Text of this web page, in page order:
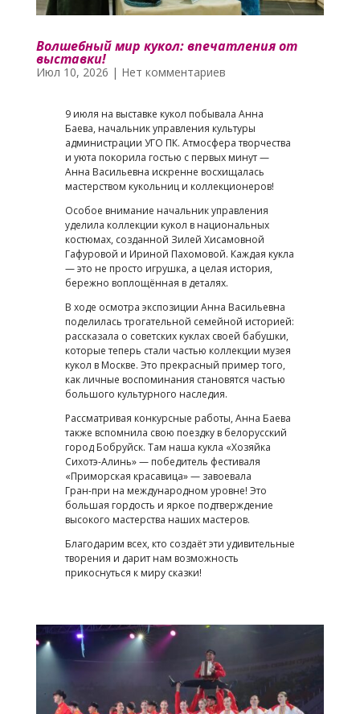
Волшебный мир кукол: впечатления от
выставки!
Июл 10, 2026 | Нет комментариев
9 июля на выставке кукол побывала Анна
Баева, начальник управления культуры
администрации УГО ПК. Атмосфера творчества
и уюта покорила гостью с первых минут —
Анна Васильевна искренне восхищалась
мастерством кукольниц и коллекционеров!
Особое внимание начальник управления
уделила коллекции кукол в национальных
костюмах, созданной Зилей Хисамовной
Гафуровой и Ириной Пахомовой. Каждая кукла
— это не просто игрушка, а целая история,
бережно воплощённая в деталях.
В ходе осмотра экспозиции Анна Васильевна
поделилась трогательной семейной историей:
рассказала о советских куклах своей бабушки,
которые теперь стали частью коллекции музея
кукол в Москве. Это прекрасный пример того,
как личные воспоминания становятся частью
большого культурного наследия.
Рассматривая конкурсные работы, Анна Баева
также вспомнила свою поездку в белорусский
город Бобруйск. Там наша кукла «Хозяйка
Сихотэ-Алинь» — победитель фестиваля
«Приморская красавица» — завоевала
Гран‑при на международном уровне! Это
большая гордость и яркое подтверждение
высокого мастерства наших мастеров.
Благодарим всех, кто создаёт эти удивительные
творения и дарит нам возможность
прикоснуться к миру сказки!